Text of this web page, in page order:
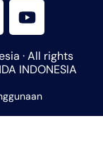
o
u
t
u
e
· All rights
INDONESIA